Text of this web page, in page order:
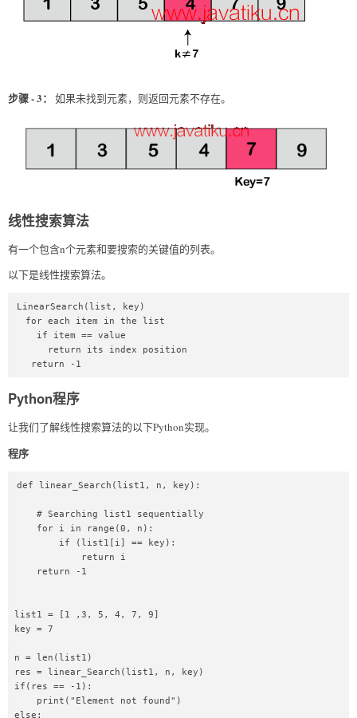
步骤 - 3： 如果未找到元素，则返回元素不存在。
线性搜索算法
有一个包含n个元素和要搜索的关键值的列表。
以下是线性搜索算法。
LinearSearch(list, key)
   return -1
Python程序
让我们了解线性搜索算法的以下Python实现。
程序
def linear_Search(list1, n, key):
list1 = [1 ,3, 5, 4, 7, 9]
key = 7
n = len(list1)
res = linear_Search(list1, n, key)
if(res == -1):
else: